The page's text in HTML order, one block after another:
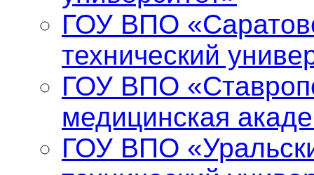
ГОУ ВПО
технический
ГОУ ВПО
медицинская
ГОУ ВПО